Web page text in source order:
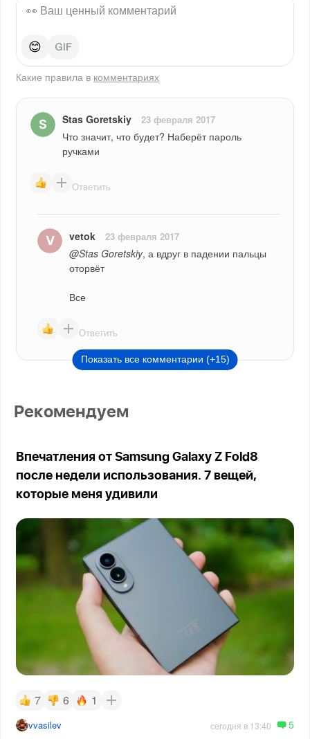
😊
Какие правила в комментариях
Stas Goretskiy 23 февраля 2017
Что значит, что будет? Наберёт пароль
ручками
Ответить
vetok 23 февраля 2017
@Stas Goretskiy, а вдруг в падении пальцы
оторвёт
Все
Ответить
Показать все комментарии (+15)
Рекомендуем
Впечатления от Samsung Galaxy Z Fold8
после недели использования. 7 вещей,
которые меня удивили
7 6 1
vvasilev сегодня в 13:40 5